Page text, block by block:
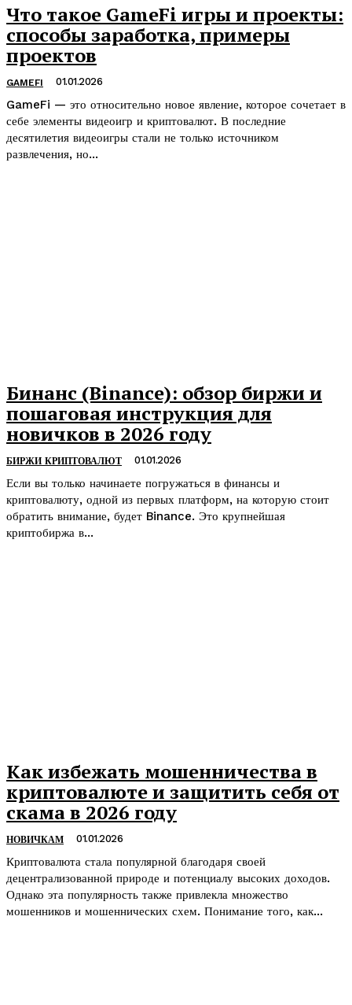
Что такое GameFi игры и проекты:
способы заработка, примеры
проектов
GAMEFI 01.01.2026
GameFi — это относительно новое явление, которое сочетает в
себе элементы видеоигр и криптовалют. В последние
десятилетия видеоигры стали не только источником
развлечения, но...
Бинанс (Binance): обзор биржи и
пошаговая инструкция для
новичков в 2026 году
БИРЖИ КРИПТОВАЛЮТ 01.01.2026
Если вы только начинаете погружаться в финансы и
криптовалюту, одной из первых платформ, на которую стоит
обратить внимание, будет Binance. Это крупнейшая
криптобиржа в...
Как избежать мошенничества в
криптовалюте и защитить себя от
скама в 2026 году
НОВИЧКАМ 01.01.2026
Криптовалюта стала популярной благодаря своей
децентрализованной природе и потенциалу высоких доходов.
Однако эта популярность также привлекла множество
мошенников и мошеннических схем. Понимание того, как...